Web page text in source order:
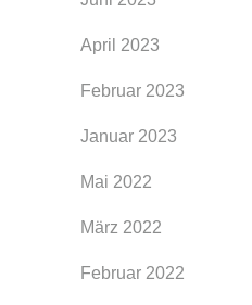
April 2023
Februar 2023
Januar 2023
Mai 2022
März 2022
Februar 2022